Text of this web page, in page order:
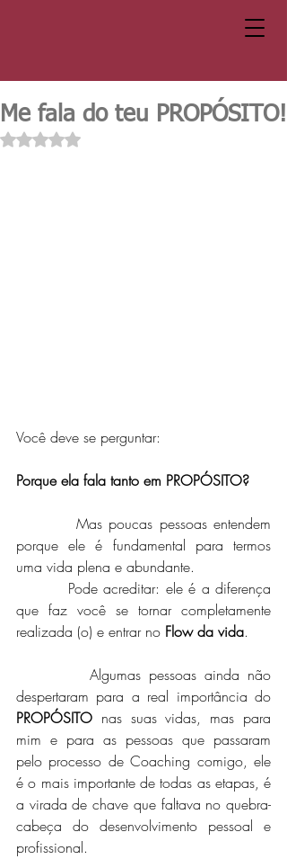
Me fala do teu PROPÓSITO!
Avaliado com NaN de 5 estrelas.
Você deve se perguntar:
Porque ela fala tanto em PROPÓSITO?
porque ele é fundamental para termos
uma vida plena e abundante.
que faz você se tornar completamente
realizada (o) e entrar no Flow da vida.
PROPÓSITO nas suas vidas, mas para
mim e para as pessoas que passaram
pelo processo de Coaching comigo, ele
é o mais importante de todas as etapas, é
a virada de chave que faltava no quebra-
cabeça do desenvolvimento pessoal e
profissional.